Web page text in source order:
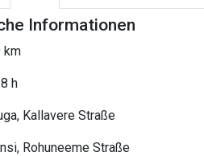
Informationen
km
h
Kallavere Straße
Rohuneeme Straße